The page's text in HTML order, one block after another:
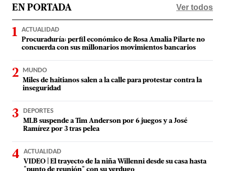
EN PORTADA Ver todos
ACTUALIDAD
Procuraduría: perfil económico de Rosa Amalia Pilarte no
concuerda con sus millonarios movimientos bancarios
MUNDO
Miles de haitianos salen a la calle para protestar contra la
inseguridad
DEPORTES
MLB suspende a Tim Anderson por 6 juegos y a José
Ramírez por 3 tras pelea
ACTUALIDAD
VIDEO | El trayecto de la niña Willenni desde su casa hasta